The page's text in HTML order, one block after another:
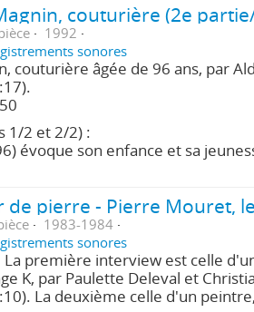
couturière (2e
1992
sonores
couturière âgée de 96 ans, par
1/2 et 2/2) :
évoque son enfance et sa
1983-1984
sonores
première interview est celle
K, par Paulette Deleval et
La deuxième celle d'un